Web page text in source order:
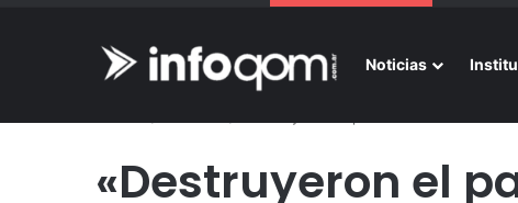
Noticias
«Destruyeron el